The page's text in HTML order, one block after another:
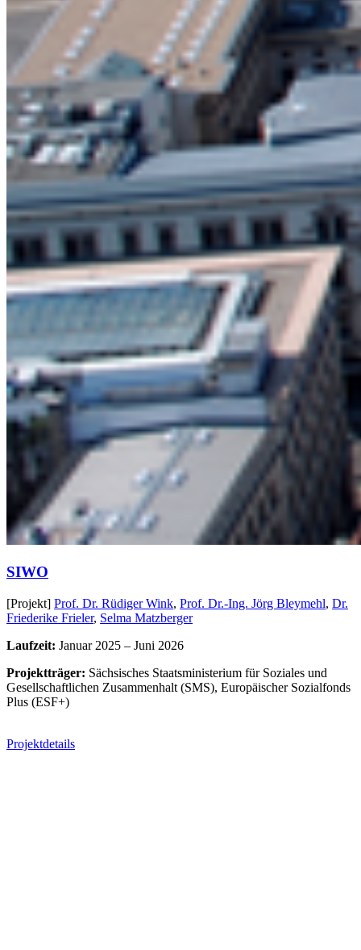
SIWO
[Projekt] Prof. Dr. Rüdiger Wink, Prof. Dr.-Ing. Jörg Bleymehl, Dr.
Friederike Frieler, Selma Matzberger
Laufzeit: Januar 2025 – Juni 2026
Projektträger: Sächsisches Staatsministerium für Soziales und
Gesellschaftlichen Zusammenhalt (SMS), Europäischer Sozialfonds
Plus (ESF+)
Projektdetails